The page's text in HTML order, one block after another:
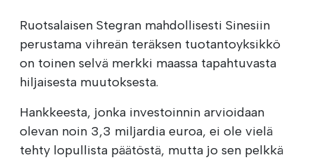
Ruotsalaisen Stegran mahdollisesti Sinesiin
perustama vihreän teräksen tuotantoyksikkö
on toinen selvä merkki maassa tapahtuvasta
hiljaisesta muutoksesta.
Hankkeesta, jonka investoinnin arvioidaan
olevan noin 3,3 miljardia euroa, ei ole vielä
tehty lopullista päätöstä, mutta jo sen pelkkä